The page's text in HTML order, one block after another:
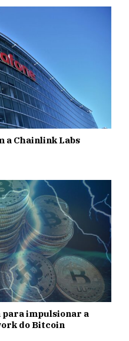
a Chainlink Labs
impulsionar a
do Bitcoin